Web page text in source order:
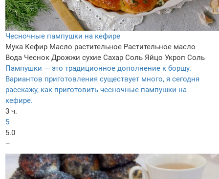
Чесночные пампушки на кефире
Мука Кефир Масло растительное Растительное масло
Вода Чеснок Дрожжи сухие Сахар Соль Яйцо Укроп Соль
Пампушки — это традиционное дополнение к борщу.
Вариантов приготовления существует много, я сегодня
расскажу, как приготовить чесночные пампушки на
кефире.
3 ч.
5
5.0
–